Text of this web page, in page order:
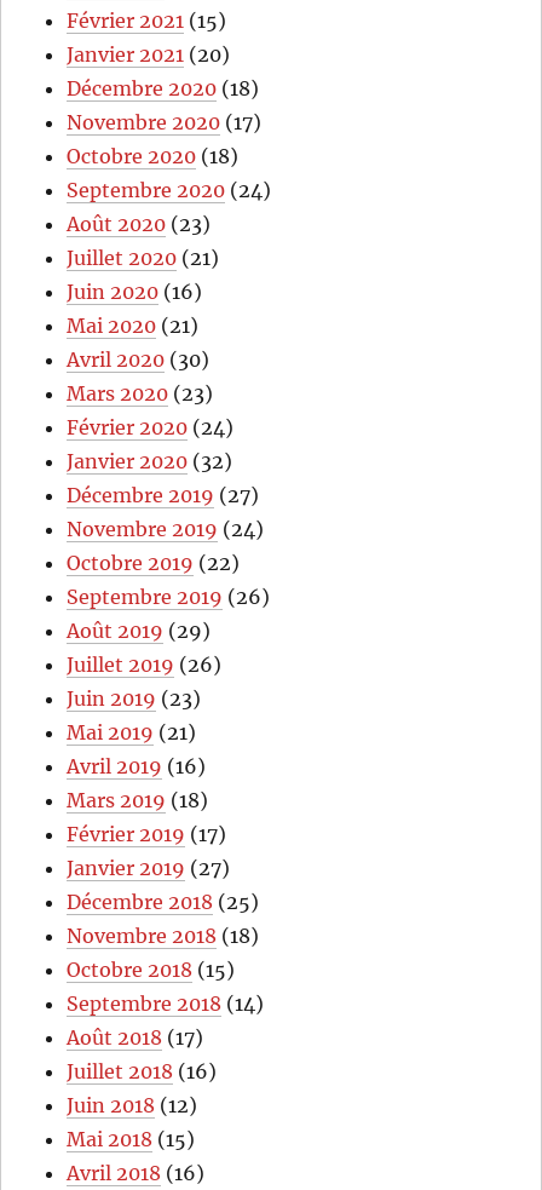
Février 2021 (15)
Janvier 2021 (20)
Décembre 2020 (18)
Novembre 2020 (17)
Octobre 2020 (18)
Septembre 2020 (24)
Août 2020 (23)
Juillet 2020 (21)
Juin 2020 (16)
Mai 2020 (21)
Avril 2020 (30)
Mars 2020 (23)
Février 2020 (24)
Janvier 2020 (32)
Décembre 2019 (27)
Novembre 2019 (24)
Octobre 2019 (22)
Septembre 2019 (26)
Août 2019 (29)
Juillet 2019 (26)
Juin 2019 (23)
Mai 2019 (21)
Avril 2019 (16)
Mars 2019 (18)
Février 2019 (17)
Janvier 2019 (27)
Décembre 2018 (25)
Novembre 2018 (18)
Octobre 2018 (15)
Septembre 2018 (14)
Août 2018 (17)
Juillet 2018 (16)
Juin 2018 (12)
Mai 2018 (15)
Avril 2018 (16)